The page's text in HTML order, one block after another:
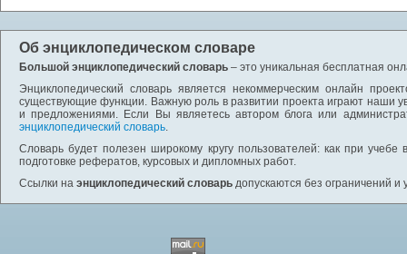
Об энциклопедическом словаре
Большой энциклопедический словарь – это уникальная бесплатная
Энциклопедический словарь является некоммерческим онлайн
существующие функции. Важную роль в развитии проекта играют наши
и предложениями. Если Вы являетесь автором блога или
энциклопедический словарь.
Словарь будет полезен широкому кругу пользователей: как при
подготовке рефератов, курсовых и дипломных работ.
Ссылки на энциклопедический словарь допускаются без ограничений и